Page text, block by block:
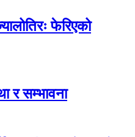
फेरिएको
र सम्भावना